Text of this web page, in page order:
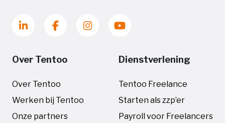
Over Tentoo
Over Tentoo
Werken bij Tentoo
Onze partners
Dienstverlening
Tentoo Freelance
Starten als zzp’er
Payroll voor Freelancers